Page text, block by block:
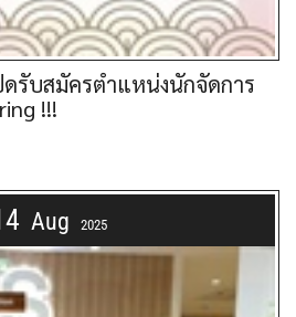
รับสมัครตำแหน่งนักจัดการ
!!!
Aug 2025